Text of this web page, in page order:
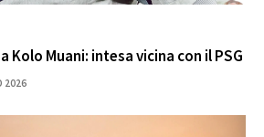
Kolo Muani: intesa vicina con il PSG
2026